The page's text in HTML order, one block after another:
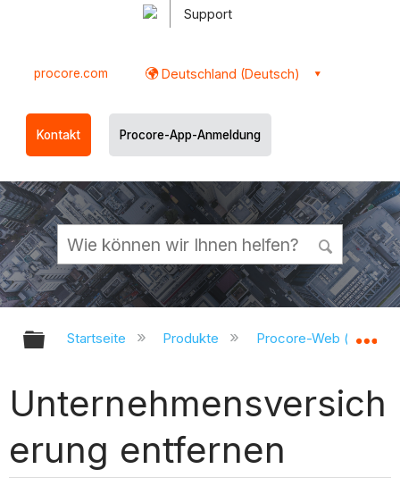
Support
procore.com Deutschland (Deutsch)
Kontakt Procore-App-Anmeldung
Globale Hierarchie auf- und
Startseite Produkte Procore-Web
Unternehmensversich
erung entfernen